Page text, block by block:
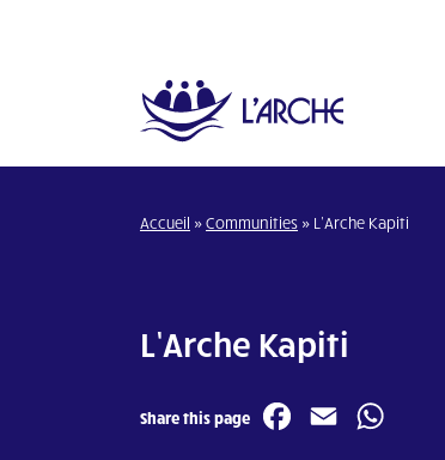
Accueil »Communities » L’Arche Kapiti
L’Arche Kapiti
Share this page Facebook
Email